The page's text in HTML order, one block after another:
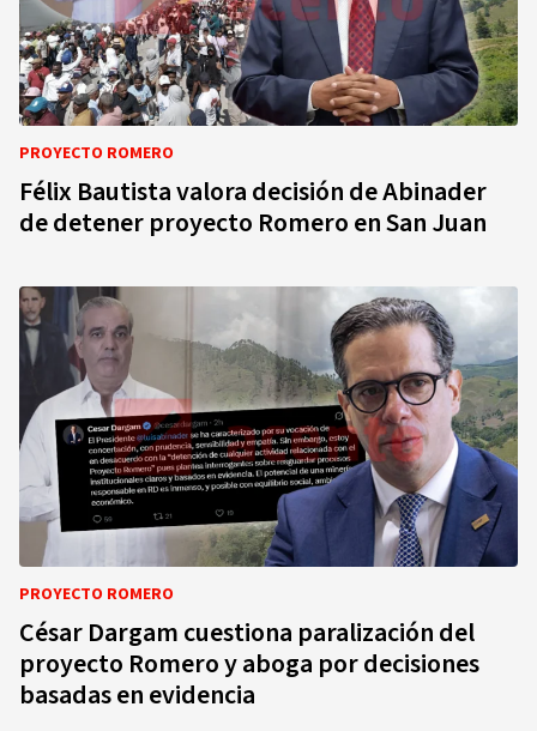
PROYECTO ROMERO
Félix Bautista valora decisión de Abinader
de detener proyecto Romero en San Juan
PROYECTO ROMERO
César Dargam cuestiona paralización del
proyecto Romero y aboga por decisiones
basadas en evidencia